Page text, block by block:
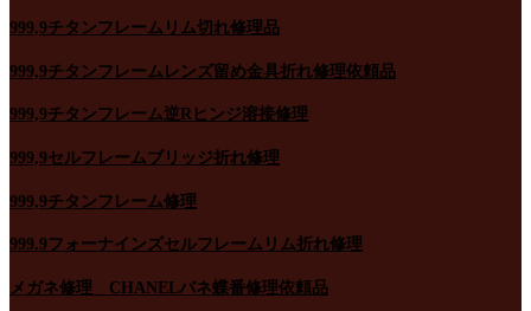
999,9チタンフレームリム切れ修理品
999,9チタンフレームレンズ留め金具折れ修理依頼品
999,9チタンフレーム逆Rヒンジ溶接修理
999,9セルフレームブリッジ折れ修理
999,9チタンフレーム修理
999.9フォーナインズセルフレームリム折れ修理
メガネ修理 CHANELバネ蝶番修理依頼品